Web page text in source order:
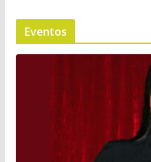
Eventos